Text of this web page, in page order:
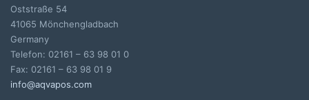
Oststraße 54
41065 Mönchengladbach
Germany
Telefon: 02161 – 63 98 01 0
Fax: 02161 – 63 98 01 9
info@aqvapos.com